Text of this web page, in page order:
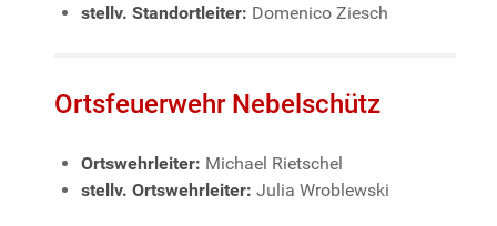
stellv. Standortleiter: Domenico Ziesch
Ortsfeuerwehr Nebelschütz
Ortswehrleiter: Michael Rietschel
stellv. Ortswehrleiter: Julia Wroblewski